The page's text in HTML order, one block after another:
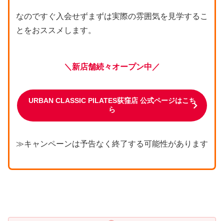
なのですぐ入会せずまずは実際の雰囲気を見学するこ
とをおススメします。
＼新店舗続々オープン中／
URBAN CLASSIC PILATES荻窪店 公式ページはこち
ら
≫キャンペーンは予告なく終了する可能性があります